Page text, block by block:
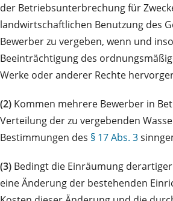
der Betriebsunterbrechung für
landwirtschaftlichen Benutzung des
Bewerber zu vergeben, wenn und
Beeinträchtigung des
Werke oder anderer Rechte
(2) Kommen mehrere Bewerber in
Verteilung der zu vergebenden
Bestimmungen des § 17 Abs. 3
(3) Bedingt die Einräumung
eine Änderung der bestehenden